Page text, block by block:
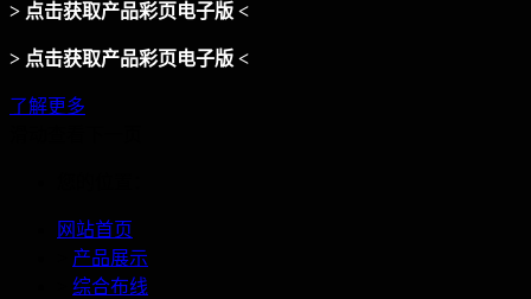
> 点击获取产品彩页电子版 <
> 点击获取产品彩页电子版 <
了解更多
网站首页
产品展示
综合布线